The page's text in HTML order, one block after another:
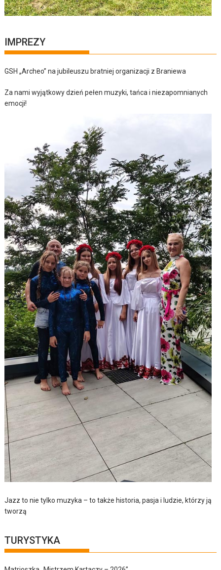
IMPREZY
GSH „Archeo” na jubileuszu bratniej organizacji z Braniewa
Za nami wyjątkowy dzień pełen muzyki, tańca i niezapomnianych
emocji!
Jazz to nie tylko muzyka – to także historia, pasja i ludzie, którzy ją
tworzą
TURYSTYKA